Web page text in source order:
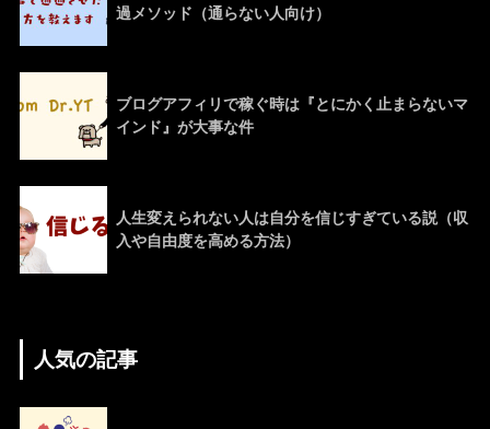
過メソッド（通らない人向け）
ブログアフィリで稼ぐ時は『とにかく止まらないマ
インド』が大事な件
人生変えられない人は自分を信じすぎている説（収
入や自由度を高める方法）
人気の記事